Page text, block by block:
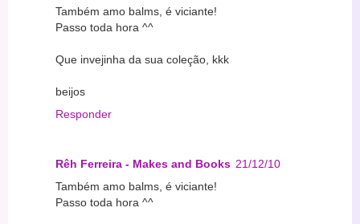
Também amo balms, é viciante!
Passo toda hora ^^
Que invejinha da sua coleção, kkk
beijos
Responder
Rêh Ferreira - Makes and Books 21/12/10
Também amo balms, é viciante!
Passo toda hora ^^